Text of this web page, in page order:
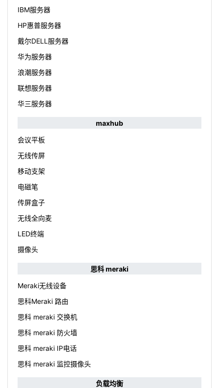
IBM服务器
HP惠普服务器
戴尔DELL服务器
华为服务器
浪潮服务器
联想服务器
华三服务器
maxhub
会议平板
无线传屏
移动支架
电磁笔
传屏盒子
无线全向麦
LED终端
摄像头
思科 meraki
Meraki无线设备
思科Meraki 路由
思科 meraki 交换机
思科 meraki 防火墙
思科 meraki IP电话
思科 meraki 监控摄像头
负载均衡